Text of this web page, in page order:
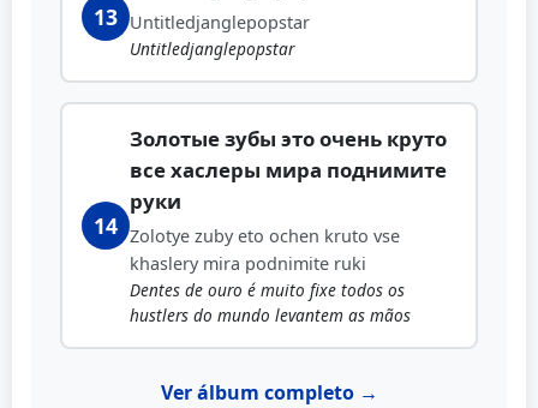
13 Untitledjanglepopstar
Untitledjanglepopstar
14
Золотые зубы это очень круто
все хаслеры мира поднимите
руки
Zolotye zuby eto ochen kruto vse
khaslery mira podnimite ruki
Dentes de ouro é muito fixe todos os
hustlers do mundo levantem as mãos
Ver álbum completo →